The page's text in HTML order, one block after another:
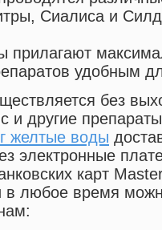
Сиалиса и
прилагают
удобным
без
и другие
желтые воды
электронные
карт
в любое время